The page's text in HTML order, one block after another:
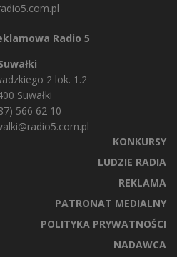
Radio 5
2 lok. 1.2
Suwałki
566 62 10
KONKURSY
LUDZIE RADIA
REKLAMA
PATRONAT MEDIALNY
POLITYKA PRYWATNOŚCI
NADAWCA